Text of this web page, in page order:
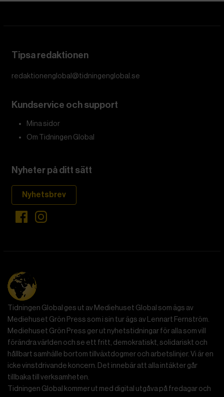
Tipsa redaktionen
redaktionenglobal@tidningenglobal.se
Kundservice och support
Mina sidor
Om Tidningen Global
Nyheter på ditt sätt
Nyhetsbrev
Tidningen Global ges ut av Mediehuset Global som ägs av
Mediehuset Grön Press som i sin tur ägs av Lennart Fernström.
Mediehuset Grön Press ger ut nyhetstidningar för alla som vill
förändra världen och se ett fritt, demokratiskt, solidariskt och
hållbart samhälle bortom tillväxtdogmer och arbetslinjer. Vi är en
icke vinstdrivande koncern. Det innebär att alla intäkter går
tillbaka till verksamheten.
Tidningen Global kommer ut med digital utgåva på fredagar och